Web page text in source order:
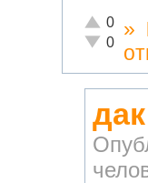
Отлично!
0
0
»